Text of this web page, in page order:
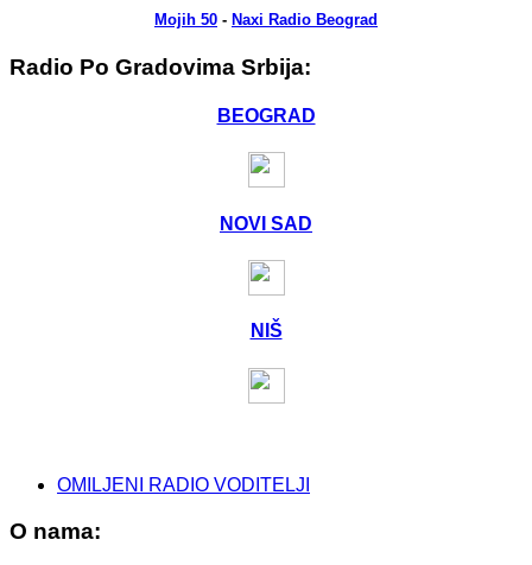
Mojih 50 - Naxi Radio Beograd
Radio Po Gradovima Srbija:
BEOGRAD
NOVI SAD
NIŠ
OMILJENI RADIO VODITELJI
O nama: